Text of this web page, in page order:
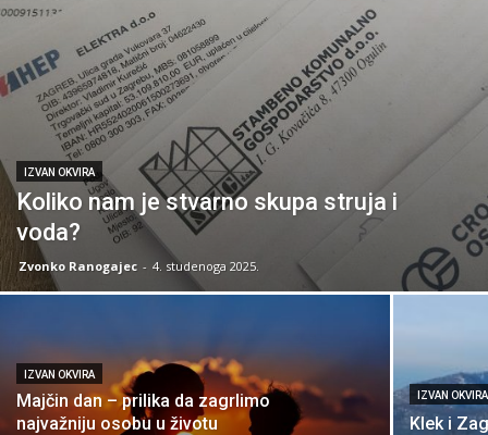
IZVAN OKVIRA
Koliko nam je stvarno skupa struja i
voda?
Zvonko Ranogajec - 4. studenoga 2025.
IZVAN OKVIRA
Majčin dan – prilika da zagrlimo
najvažniju osobu u životu
IZVAN OKVIRA
Klek i